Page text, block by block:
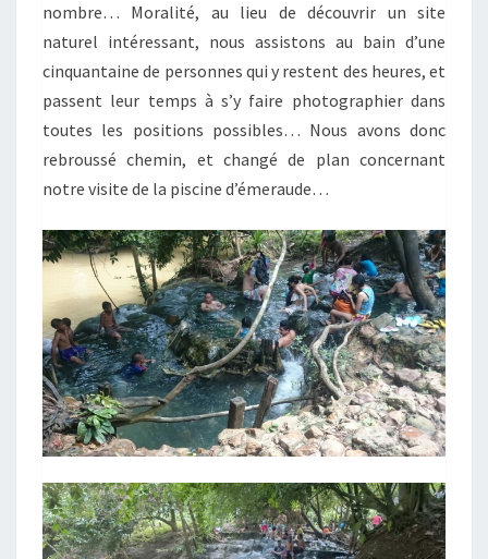
nombre… Moralité, au lieu de découvrir un site
naturel intéressant, nous assistons au bain d’une
cinquantaine de personnes qui y restent des heures, et
passent leur temps à s’y faire photographier dans
toutes les positions possibles… Nous avons donc
rebroussé chemin, et changé de plan concernant
notre visite de la piscine d’émeraude…